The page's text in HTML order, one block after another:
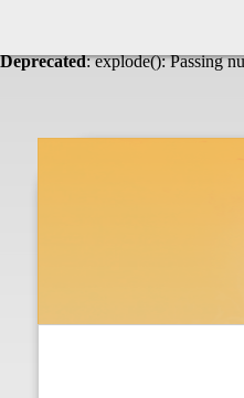
Deprecated: explode(): Passing
Théâtre &